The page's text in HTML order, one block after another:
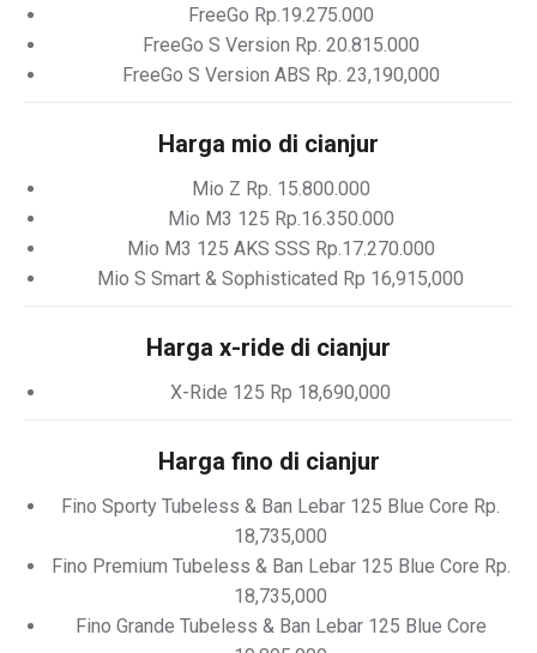
FreeGo Rp.19.275.000
FreeGo S Version Rp. 20.815.000
FreeGo S Version ABS Rp. 23,190,000
Harga mio di cianjur
Mio Z Rp. 15.800.000
Mio M3 125 Rp.16.350.000
Mio M3 125 AKS SSS Rp.17.270.000
Mio S Smart & Sophisticated Rp 16,915,000
Harga x-ride di cianjur
X-Ride 125 Rp 18,690,000
Harga fino di cianjur
Fino Sporty Tubeless & Ban Lebar 125 Blue Core Rp.
18,735,000
Fino Premium Tubeless & Ban Lebar 125 Blue Core Rp.
18,735,000
Fino Grande Tubeless & Ban Lebar 125 Blue Core